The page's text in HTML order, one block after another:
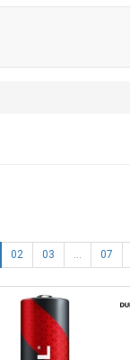
02 03 ... 07